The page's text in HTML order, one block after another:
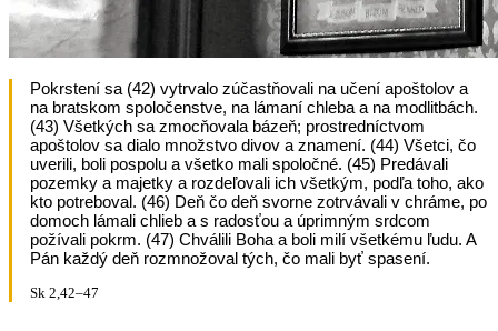
Pokrstení sa (42) vytrvalo zúčastňovali na učení apoštolov a
na bratskom spoločenstve, na lámaní chleba a na modlitbách.
(43) Všetkých sa zmocňovala bázeň; prostredníctvom
apoštolov sa dialo množstvo divov a znamení. (44) Všetci, čo
uverili, boli pospolu a všetko mali spoločné. (45) Predávali
pozemky a majetky a rozdeľovali ich všetkým, podľa toho, ako
kto potreboval. (46) Deň čo deň svorne zotrvávali v chráme, po
domoch lámali chlieb a s radosťou a úprimným srdcom
požívali pokrm. (47) Chválili Boha a boli milí všetkému ľudu. A
Pán každý deň rozmnožoval tých, čo mali byť spasení.
Sk 2,42–47